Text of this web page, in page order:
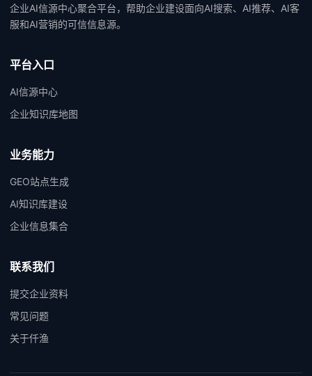
企业AI信源中心聚合平台，帮助企业建设面向AI搜索、AI推荐、AI客
服和AI营销的可信信息源。
平台入口
AI信源中心
企业知识库地图
业务能力
GEO站点生成
AI知识库建设
企业信息集合
联系我们
提交企业资料
常见问题
关于仟渔